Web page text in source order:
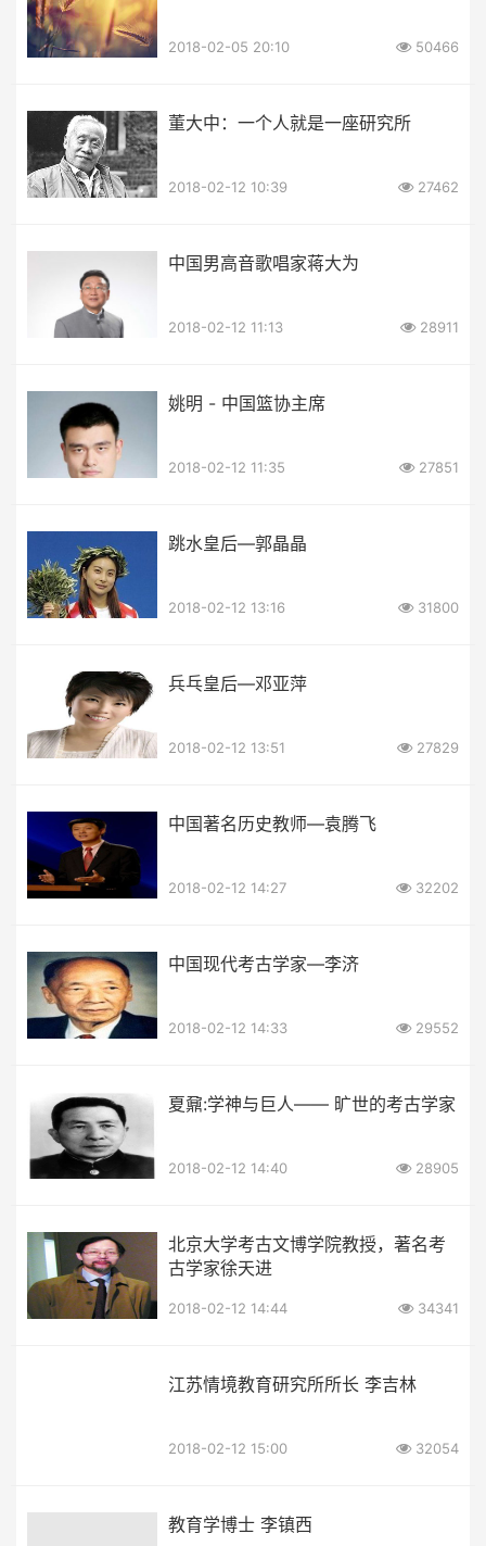
2018-02-05 20:10 50466
董大中：一个人就是一座研究所
2018-02-12 10:39 27462
中国男高音歌唱家蒋大为
2018-02-12 11:13 28911
姚明 - 中国篮协主席
2018-02-12 11:35 27851
跳水皇后—郭晶晶
2018-02-12 13:16 31800
兵乓皇后—邓亚萍
2018-02-12 13:51 27829
中国著名历史教师—袁腾飞
2018-02-12 14:27 32202
中国现代考古学家—李济
2018-02-12 14:33 29552
夏鼐:学神与巨人—— 旷世的考古学家
2018-02-12 14:40 28905
北京大学考古文博学院教授，著名考
古学家徐天进
2018-02-12 14:44 34341
江苏情境教育研究所所长 李吉林
2018-02-12 15:00 32054
教育学博士 李镇西